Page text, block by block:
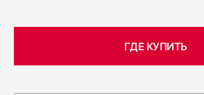
200
ГДЕ КУПИТЬ